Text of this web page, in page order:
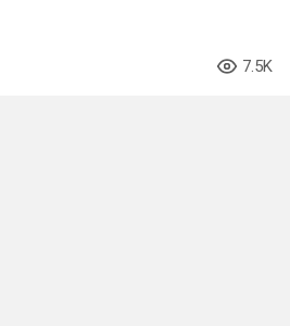
7.5K